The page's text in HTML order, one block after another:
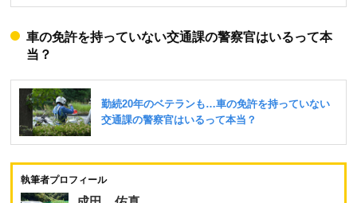
車の免許を持っていない交通課の警察官はいるって本
当？
執筆者プロフィール